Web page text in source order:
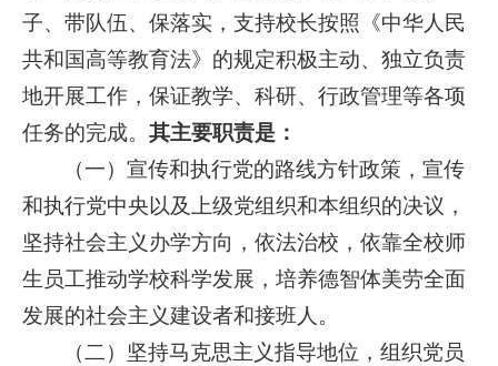
子、带队伍、保落实，支持校长按照《中华人民
共和国高等教育法》的规定积极主动、独立负责
地开展工作，保证教学、科研、行政管理等各项
任务的完成。 其主要职责是：
（一）宣传和执行党的路线方针政策，宣传
和执行党中央以及上级党组织和本组织的决议，
坚持社会主义办学方向，依法治校，依靠全校师
生员工推动学校科学发展，培养德智体美劳全面
发展的社会主义建设者和接班人。
（二）坚持马克思主义指导地位，组织党员